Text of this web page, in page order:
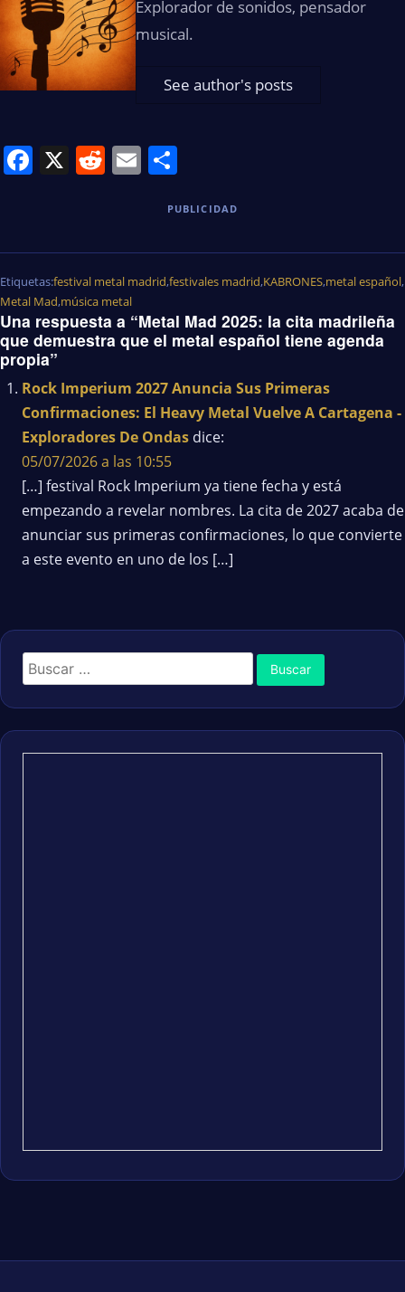
Explorador de sonidos, pensador
musical.
See author's posts
Facebook
X Reddit
Email
PUBLICIDAD
Etiquetas:festival metal madrid,festivales madrid,KABRONES,metal español,
Metal Mad,música metal
Una respuesta a “Metal Mad 2025: la cita madrileña
que demuestra que el metal español tiene agenda
propia”
Rock Imperium 2027 Anuncia Sus Primeras
Confirmaciones: El Heavy Metal Vuelve A Cartagena -
Exploradores De Ondas dice:
05/07/2026 a las 10:55
[…] festival Rock Imperium ya tiene fecha y está
empezando a revelar nombres. La cita de 2027 acaba de
anunciar sus primeras confirmaciones, lo que convierte
a este evento en uno de los […]
Buscar: